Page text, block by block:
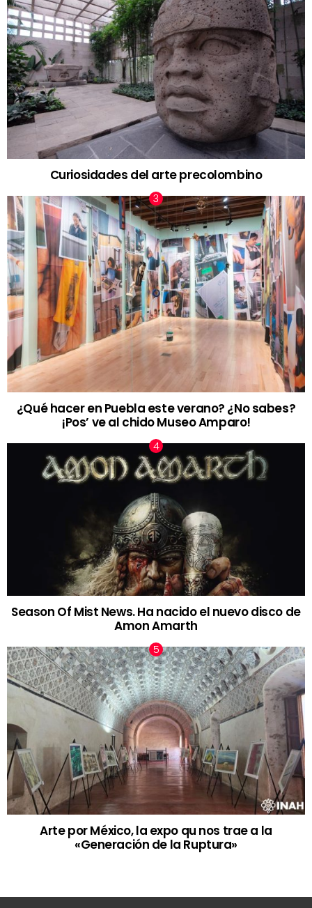
Curiosidades del arte precolombino
¿Qué hacer en Puebla este verano? ¿No sabes?
¡Pos’ ve al chido Museo Amparo!
Season Of Mist News. Ha nacido el nuevo disco de
Amon Amarth
Arte por México, la expo qu nos trae a la
«Generación de la Ruptura»